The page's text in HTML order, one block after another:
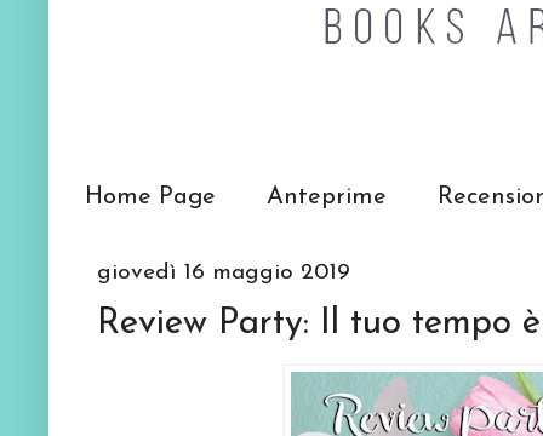
Home Page Anteprime
giovedì 16 maggio 2019
Review Party: Il tuo tempo